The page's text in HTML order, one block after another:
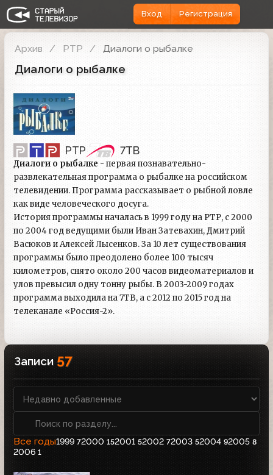
Вход Регистрация
Архив РТР Диалоги о рыбалке
Диалоги о рыбалке
РТР 7ТВ
Диалоги о рыбалке - первая познавательно-
развлекательная программа о рыбалке на российском
телевидении. Программа рассказывает о рыбной ловле
как виде человеческого досуга.
История программы началась в 1999 году на РТР, с 2000
по 2004 год ведущими были Иван Затевахин, Дмитрий
Васюков и Алексей Лысенков. За 10 лет существования
программы было преодолено более 100 тысяч
километров, снято около 200 часов видеоматериалов и
улов превысил одну тонну рыбы. В 2003-2009 годах
программа выходила на 7ТВ, а с 2012 по 2015 год на
телеканале «Россия-2».
Записи 57
Все годы1999 72000 152001 52002 72003 52004 92005 8
2006 1